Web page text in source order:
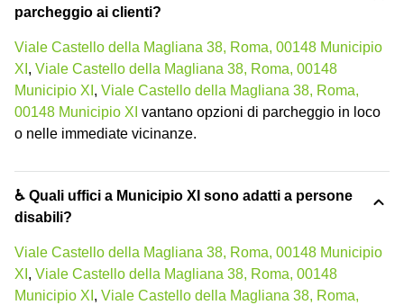
parcheggio ai clienti?
Viale Castello della Magliana 38, Roma, 00148 Municipio
XI , Viale Castello della Magliana 38, Roma, 00148
Municipio XI , Viale Castello della Magliana 38, Roma,
00148 Municipio XI vantano opzioni di parcheggio in loco
o nelle immediate vicinanze.
♿ Quali uffici a Municipio XI sono adatti a persone
disabili?
Viale Castello della Magliana 38, Roma, 00148 Municipio
XI , Viale Castello della Magliana 38, Roma, 00148
Municipio XI , Viale Castello della Magliana 38, Roma,